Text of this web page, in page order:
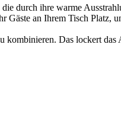
durch ihre warme
Gäste an Ihrem Tisch Platz,
kombinieren. Das lockert